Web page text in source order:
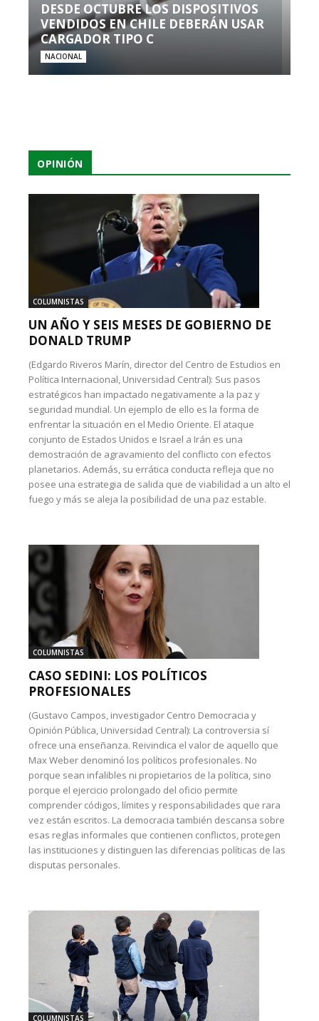
DESDE OCTUBRE LOS DISPOSITIVOS
VENDIDOS EN CHILE DEBERÁN USAR
CARGADOR TIPO C
NACIONAL
OPINIÓN
COLUMNISTAS
UN AÑO Y SEIS MESES DE GOBIERNO DE
DONALD TRUMP
(Edgardo Riveros Marín, director del Centro de Estudios en
Política Internacional, Universidad Central): Sus pasos
estratégicos han impactado negativamente a la paz y
seguridad mundial. Un ejemplo de ello es la forma de
enfrentar la situación en el Medio Oriente. El ataque
conjunto de Estados Unidos e Israel a Irán es una
demostración de agravamiento del conflicto con efectos
planetarios. Además, su errática conducta refleja que no
posee una estrategia de salida que de viabilidad a un alto el
fuego y más se aleja la posibilidad de una paz estable.
COLUMNISTAS
CASO SEDINI: LOS POLÍTICOS
PROFESIONALES
(Gustavo Campos, investigador Centro Democracia y
Opinión Pública, Universidad Central): La controversia sí
ofrece una enseñanza. Reivindica el valor de aquello que
Max Weber denominó los políticos profesionales. No
porque sean infalibles ni propietarios de la política, sino
porque el ejercicio prolongado del oficio permite
comprender códigos, límites y responsabilidades que rara
vez están escritos. La democracia también descansa sobre
esas reglas informales que contienen conflictos, protegen
las instituciones y distinguen las diferencias políticas de las
disputas personales.
COLUMNISTAS